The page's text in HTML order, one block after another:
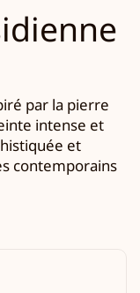
par la pierre
intense et
et
contemporains